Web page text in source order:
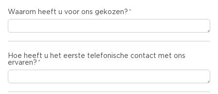
Waarom heeft u voor ons gekozen?
Hoe heeft u het eerste telefonische contact met ons
ervaren?